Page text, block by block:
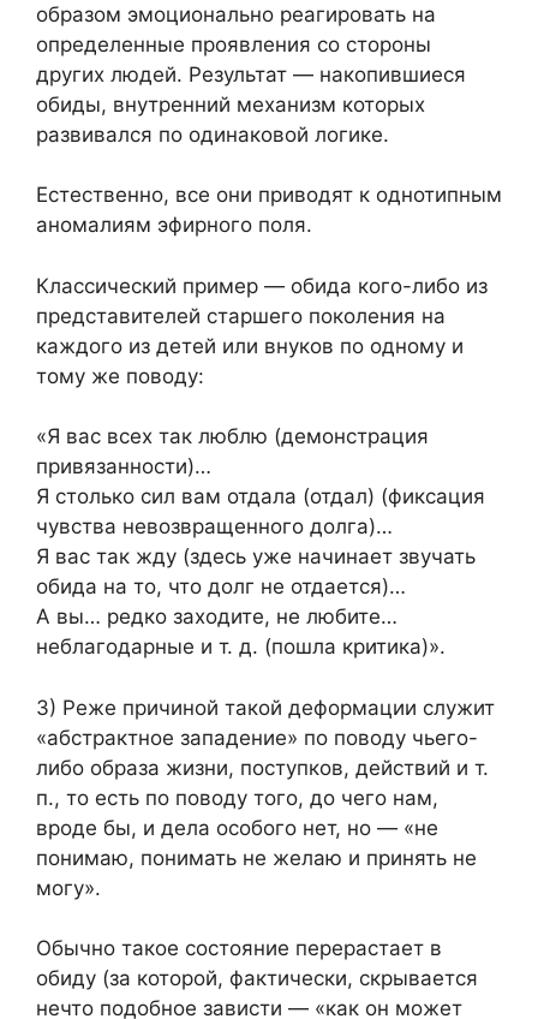
образом эмоционально реагировать на
определенные проявления со стороны
других людей. Результат — накопившиеся
обиды, внутренний механизм которых
развивался по одинаковой логике.
Естественно, все они приводят к однотипным
аномалиям эфирного поля.
Классический пример — обида кого-либо из
представителей старшего поколения на
каждого из детей или внуков по одному и
тому же поводу:
«Я вас всех так люблю (демонстрация
привязанности)…
Я столько сил вам отдала (отдал) (фиксация
чувства невозвращенного долга)…
Я вас так жду (здесь уже начинает звучать
обида на то, что долг не отдается)…
А вы… редко заходите, не любите…
неблагодарные и т. д. (пошла критика)».
3) Реже причиной такой деформации служит
«абстрактное западение» по поводу чьего-
либо образа жизни, поступков, действий и т.
п., то есть по поводу того, до чего нам,
вроде бы, и дела особого нет, но — «не
понимаю, понимать не желаю и принять не
могу».
Обычно такое состояние перерастает в
обиду (за которой, фактически, скрывается
нечто подобное зависти — «как он может